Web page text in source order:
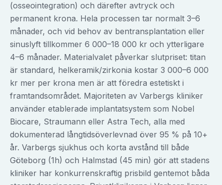
(osseointegration) och därefter avtryck och
permanent krona. Hela processen tar normalt 3–6
månader, och vid behov av bentransplantation eller
sinuslyft tillkommer 6 000–18 000 kr och ytterligare
4–6 månader. Materialvalet påverkar slutpriset: titan
är standard, helkeramik/zirkonia kostar 3 000–6 000
kr mer per krona men är att föredra estetiskt i
framtandsområdet. Majoriteten av Varbergs kliniker
använder etablerade implantatsystem som Nobel
Biocare, Straumann eller Astra Tech, alla med
dokumenterad långtidsöverlevnad över 95 % på 10+
år. Varbergs sjukhus och korta avstånd till både
Göteborg (1h) och Halmstad (45 min) gör att stadens
kliniker har konkurrenskraftig prisbild gentemot båda